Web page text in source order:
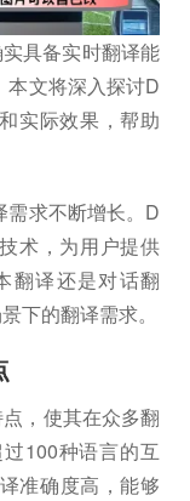
具备实时翻译能
本文将深入探讨D
实际效果，帮助
需求不断增长。D
术，为用户提供
翻译还是对话翻
下的翻译需求。
，使其在众多翻
100种语言的互
准确度高，能够